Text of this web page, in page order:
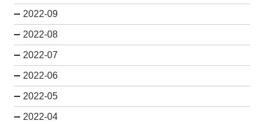
2022-09
2022-08
2022-07
2022-06
2022-05
2022-04